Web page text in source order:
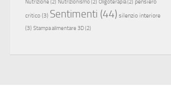
Nutrizione (2) Nutrizionismo (2) Oligoterapia(2) pensiero
critico (3) Sentimenti (44) silenzio interiore
(3) Stampa alimentare 3D(2)